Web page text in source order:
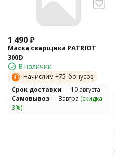
1 490₽
Маска сварщика PATRIOT
300D
В наличии
Начислим +75 бонусов
Cрок доставки — 10 августа
Самовывоз— Завтра (скидка
3%)